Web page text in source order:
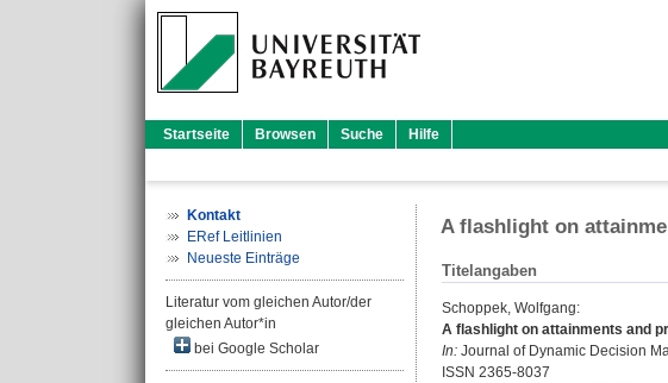
Startseite Browsen Suche Hilfe
Kontakt
ERef Leitlinien
Neueste Einträge
Literatur vom gleichen Autor/der
gleichen Autor*in
bei Google Scholar
A flashlight on
Titelangaben
Schoppek, Wolfgang:
A flashlight on attainments and
In: Journal of Dynamic Decision
ISSN 2365-8037